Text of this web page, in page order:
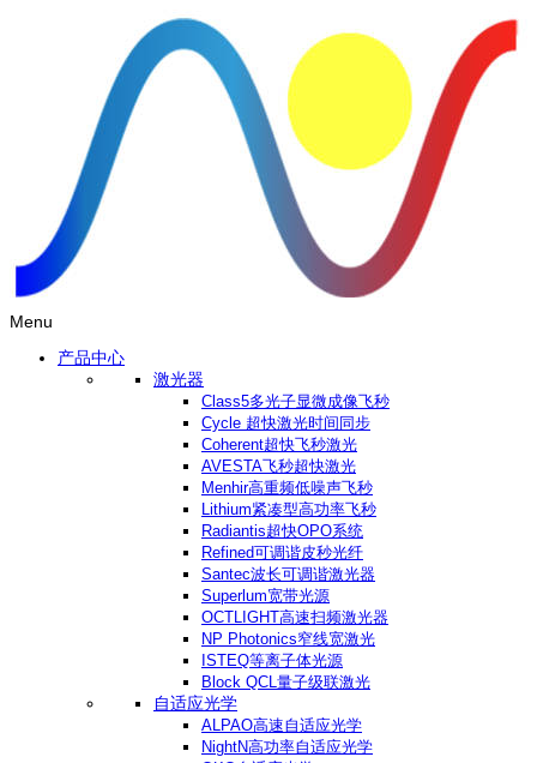
Menu
产品中心
激光器
Class5多光子显微成像飞秒
Cycle 超快激光时间同步
Coherent超快飞秒激光
AVESTA飞秒超快激光
Menhir高重频低噪声飞秒
Lithium紧凑型高功率飞秒
Radiantis超快OPO系统
Refined可调谐皮秒光纤
Santec波长可调谐激光器
Superlum宽带光源
OCTLIGHT高速扫频激光器
NP Photonics窄线宽激光
ISTEQ等离子体光源
Block QCL量子级联激光
自适应光学
ALPAO高速自适应光学
NightN高功率自适应光学